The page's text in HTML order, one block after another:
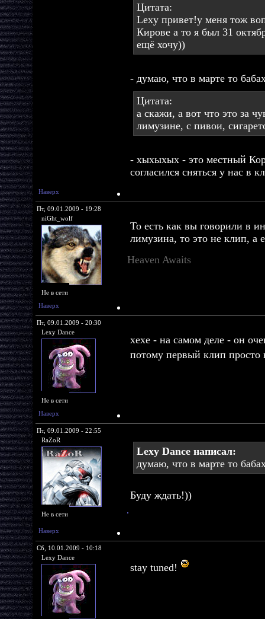
Цитата:
Lexy привет!у меня тож
Кирове а то я был 31
ещё хочу))
- думаю, что в марте то
Цитата:
а скажи, а вот что это за
лимузине, с пивои,
- хыхыхых - это местный
согласился сняться у нас в
Наверх
Пт, 09.01.2009 - 19:28
niGht_wolf
Не в сети
То есть как вы говорили в
лимузина, то это не клип, а
Heaven Awaits
Наверх
Пт, 09.01.2009 - 20:30
Lexy Dance
Не в сети
хехе - на самом деле - он
потому первый клип просто
Наверх
Пт, 09.01.2009 - 22:55
RaZoR
Не в сети
Lexy Dance написал:
думаю, что в марте то
Буду ждать!))
Наверх
Сб, 10.01.2009 - 10:18
Lexy Dance
stay tuned!